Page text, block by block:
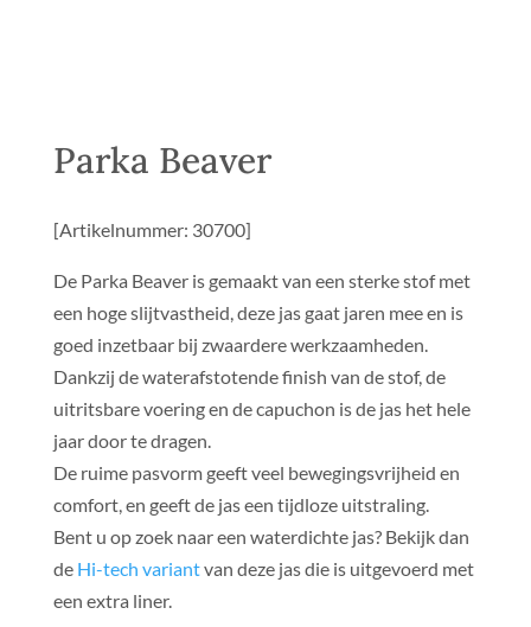
Parka Beaver
[Artikelnummer: 30700]
De Parka Beaver is gemaakt van een sterke stof met
een hoge slijtvastheid, deze jas gaat jaren mee en is
goed inzetbaar bij zwaardere werkzaamheden.
Dankzij de waterafstotende finish van de stof, de
uitritsbare voering en de capuchon is de jas het hele
jaar door te dragen.
De ruime pasvorm geeft veel bewegingsvrijheid en
comfort, en geeft de jas een tijdloze uitstraling.
Bent u op zoek naar een waterdichte jas? Bekijk dan
deHi-tech variantvan deze jas die is uitgevoerd met
een extra liner.